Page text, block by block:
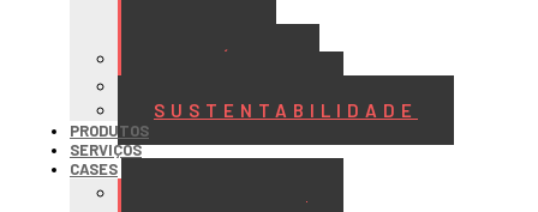
HISTÓRIA
SUSTENTABILIDADE
PRODUTOS
SERVIÇOS
CASES